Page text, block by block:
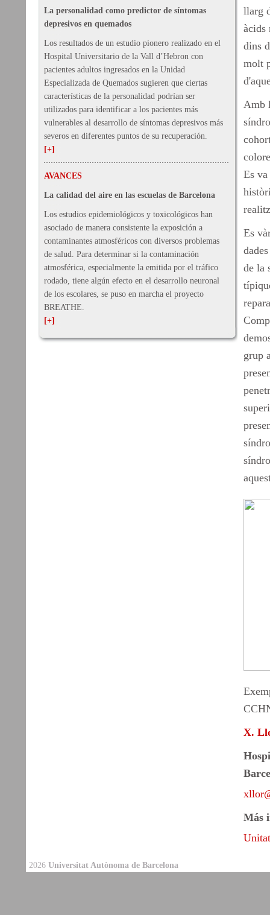
La personalidad como predictor de síntomas
depresivos en quemados
Los resultados de un estudio pionero realizado en el
Hospital Universitario de la Vall d’Hebron con
pacientes adultos ingresados ​​en la Unidad
Especializada de Quemados sugieren que ciertas
características de la personalidad podrían ser
utilizados para identificar a los pacientes más
vulnerables al desarrollo de síntomas depresivos más
severos en diferentes puntos de su recuperación.
[+]
AVANCES
La calidad del aire en las escuelas de Barcelona
Los estudios epidemiológicos y toxicológicos han
asociado de manera consistente la exposición a
contaminantes atmosféricos con diversos problemas
de salud. Para determinar si la contaminación
atmosférica, especialmente la emitida por el tráfico
rodado, tiene algún efecto en el desarrollo neuronal
de los escolares, se puso en marcha el proyecto
BREATHE.
[+]
llarg
àcids
dins
molt
Amb
Es
Es
de la
grup
X.
Más
2026 Universitat Autònoma de Barcelona